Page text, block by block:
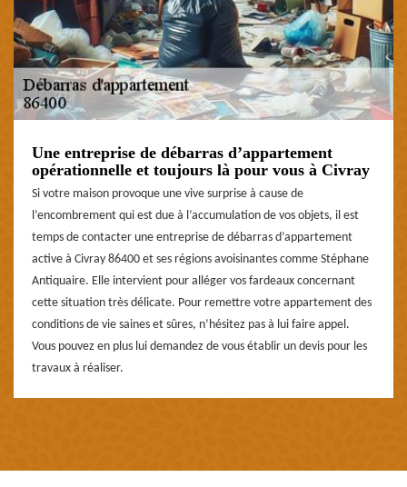
Une entreprise de débarras d’appartement
opérationnelle et toujours là pour vous à Civray
Si votre maison provoque une vive surprise à cause de
l’encombrement qui est due à l’accumulation de vos objets, il est
temps de contacter une entreprise de débarras d’appartement
active à Civray 86400 et ses régions avoisinantes comme Stéphane
Antiquaire. Elle intervient pour alléger vos fardeaux concernant
cette situation très délicate. Pour remettre votre appartement des
conditions de vie saines et sûres, n’hésitez pas à lui faire appel.
Vous pouvez en plus lui demandez de vous établir un devis pour les
travaux à réaliser.